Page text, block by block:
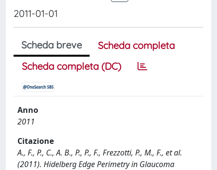
2011-01-01
Scheda breve
Scheda completa
Scheda completa (DC)
Anno
2011
Citazione
A., F., P., C., A. B., P., P., F., Frezzotti, P., M., F., et al.
(2011). Hidelberg Edge Perimetry in Glaucoma